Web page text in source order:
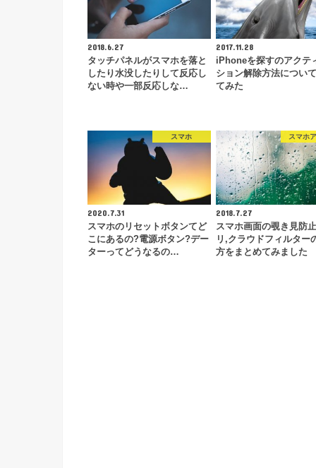
2018.6.27
タッチパネルがスマホを落と
したり水没したりして反応し
ない時や一部反応しな…
2017.11.28
iPhoneを探すのアクテ
ション解除方法につい
てみた
スマホ
2020.7.31
スマホのリセットボタンてど
こにあるの?電源ボタン?デー
ターってどうなるの…
スマホ
2018.7.27
スマホ画面の覗き見防
リ,クラウドフィルター
方をまとめてみました